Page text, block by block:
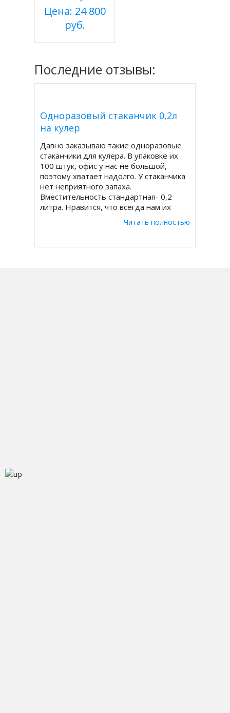
Цена: 24 800
руб.
Последние отзывы:
Одноразовый стаканчик 0,2л
на кулер
Давно заказываю такие одноразовые
стаканчики для кулера. В упаковке их
100 штук, офис у нас не большой,
поэтому хватает надолго. У стаканчика
нет неприятного запаха.
Вместительность стандартная- 0,2
литра. Нравится, что всегда нам их
доставляют в целостной плотной
Читать полностью